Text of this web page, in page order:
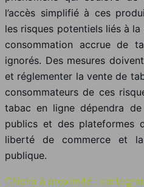
l’accès simplifié à ces
les risques potentiels liés à
consommation accrue de
ignorés. Des mesures
et réglementer la vente de
consommateurs de ces
tabac en ligne dépendra
publics et des plateformes
liberté de commerce et
publique.
Chicha à proximité :